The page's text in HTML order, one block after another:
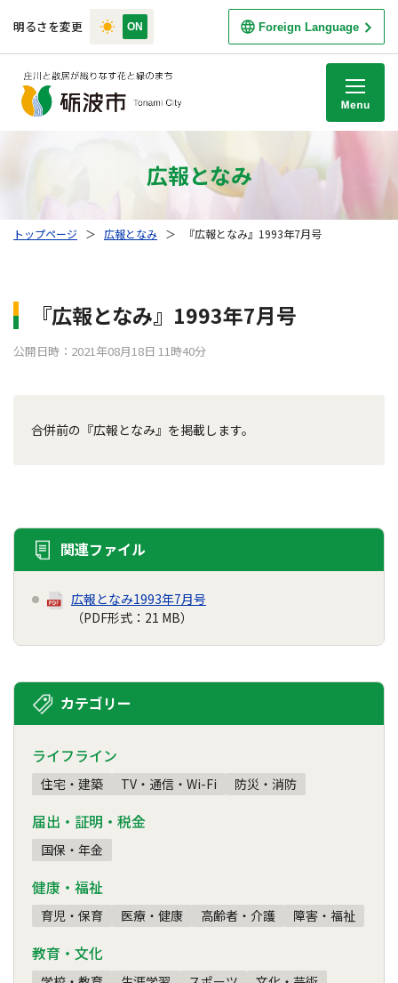
明るさを変更 Foreign Language
広報となみ
トップページ ＞ 広報となみ ＞ 『広報となみ』1993年7月号
『広報となみ』1993年7月号
公開日時：2021年08月18日 11時40分
合併前の『広報となみ』を掲載します。
関連ファイル
広報となみ1993年7月号
（PDF形式：21 MB）
カテゴリー
ライフライン
住宅・建築 TV・通信・Wi-Fi 防災・消防
届出・証明・税金
国保・年金
健康・福祉
育児・保育 医療・健康 高齢者・介護 障害・福祉
教育・文化